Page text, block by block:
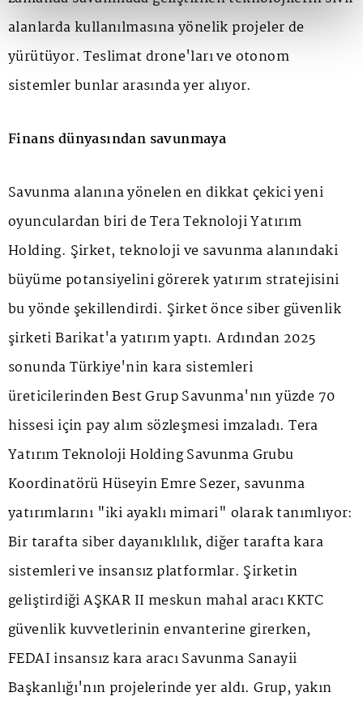
alanlarda kullanılmasına yönelik projeler de
yürütüyor. Teslimat drone'ları ve otonom
sistemler bunlar arasında yer alıyor.
Finans dünyasından savunmaya
Savunma alanına yönelen en dikkat çekici yeni
oyunculardan biri de Tera Teknoloji Yatırım
Holding. Şirket, teknoloji ve savunma alanındaki
büyüme potansiyelini görerek yatırım stratejisini
bu yönde şekillendirdi. Şirket önce siber güvenlik
şirketi Barikat'a yatırım yaptı. Ardından 2025
sonunda Türkiye'nin kara sistemleri
üreticilerinden Best Grup Savunma'nın yüzde 70
hissesi için pay alım sözleşmesi imzaladı. Tera
Yatırım Teknoloji Holding Savunma Grubu
Koordinatörü Hüseyin Emre Sezer, savunma
yatırımlarını "iki ayaklı mimari" olarak tanımlıyor:
Bir tarafta siber dayanıklılık, diğer tarafta kara
sistemleri ve insansız platformlar. Şirketin
geliştirdiği AŞKAR II meskun mahal aracı KKTC
güvenlik kuvvetlerinin envanterine girerken,
FEDAİ insansız kara aracı Savunma Sanayii
Başkanlığı'nın projelerinde yer aldı. Grup, yakın